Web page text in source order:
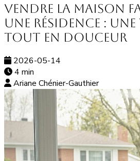
Vendre la maison
une résidence :
tout en douceur
2026-05-14
4 min
Ariane Chénier-Gauthier